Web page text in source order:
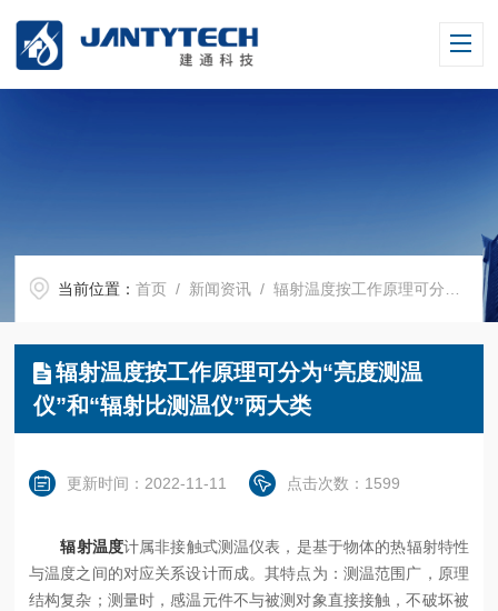
当前位置：首页 / 新闻资讯 / 辐射温度按工作原理可分为“亮度测温仪”和“辐射比测温仪”两大类
辐射温度按工作原理可分为“亮度测温
仪”和“辐射比测温仪”两大类
更新时间：2022-11-11 点击次数：1599
辐射温度计属非接触式测温仪表，是基于物体的热辐射特性
与温度之间的对应关系设计而成。其特点为：测温范围广，原理
结构复杂；测量时，感温元件不与被测对象直接接触，不破坏被